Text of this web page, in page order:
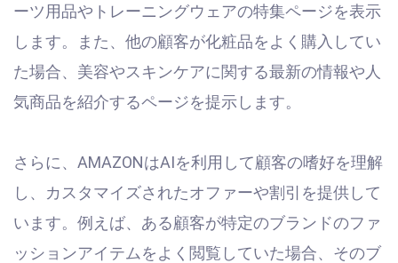
ーツ用品やトレーニングウェアの特集ページを表示
します。また、他の顧客が化粧品をよく購入してい
た場合、美容やスキンケアに関する最新の情報や人
気商品を紹介するページを提示します。
さらに、AMAZONはAIを利用して顧客の嗜好を理解
し、カスタマイズされたオファーや割引を提供して
います。例えば、ある顧客が特定のブランドのファ
ッションアイテムをよく閲覧していた場合、そのブ